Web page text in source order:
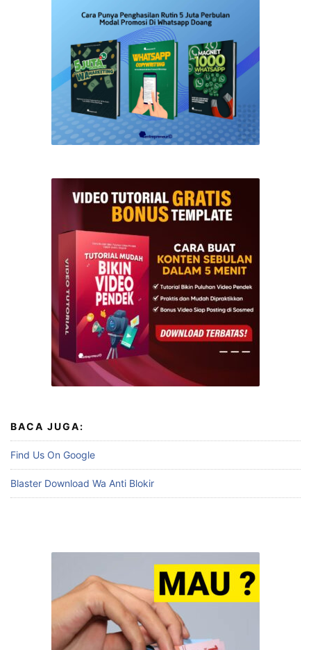
BACA JUGA:
Find Us On Google
Blaster Download Wa Anti Blokir